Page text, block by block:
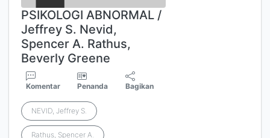
PSIKOLOGI ABNORMAL /
Jeffrey S. Nevid,
Spencer A. Rathus,
Beverly Greene
Komentar Penanda Bagikan
NEVID, Jeffrey S.
Rathus, Spencer A.